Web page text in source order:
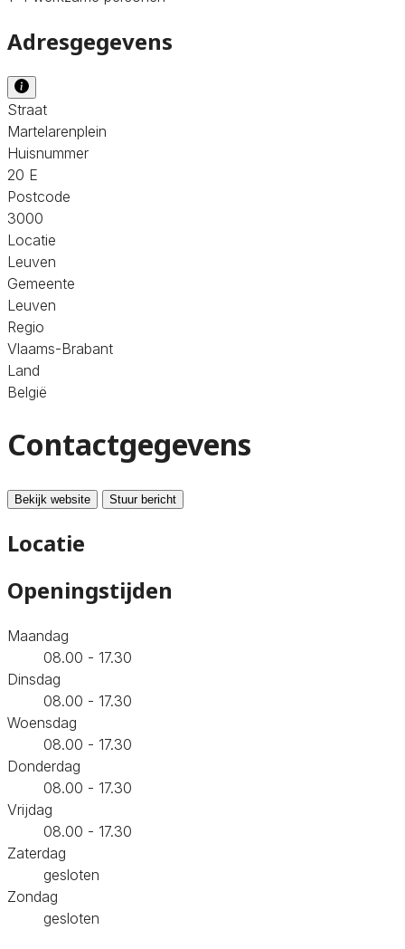
Adresgegevens
Straat
Martelarenplein
Huisnummer
20 E
Postcode
3000
Locatie
Leuven
Gemeente
Leuven
Regio
Vlaams-Brabant
Land
België
Contactgegevens
Bekijk website Stuur bericht
Locatie
Openingstijden
Maandag
08.00 - 17.30
Dinsdag
08.00 - 17.30
Woensdag
08.00 - 17.30
Donderdag
08.00 - 17.30
Vrijdag
08.00 - 17.30
Zaterdag
gesloten
Zondag
gesloten